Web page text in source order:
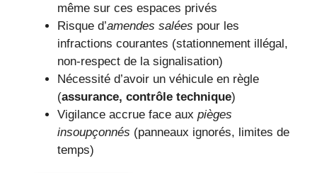
même sur ces espaces privés
Risque d’amendes salées pour les
infractions courantes (stationnement illégal,
non-respect de la signalisation)
Nécessité d’avoir un véhicule en règle
(assurance, contrôle technique)
Vigilance accrue face aux pièges
insoupçonnés (panneaux ignorés, limites de
temps)